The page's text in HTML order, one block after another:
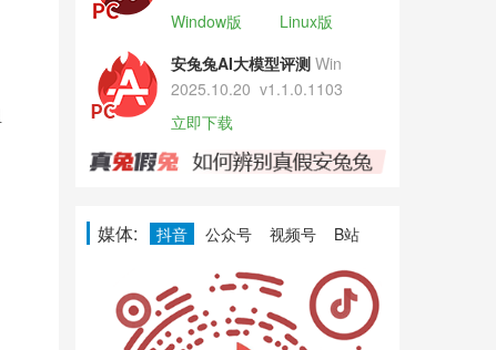
Window版
Linux版
安兔兔AI大模型评测 Win
2025.10.20 v1.1.0.1103
立即下载
媒体: 抖音 公众号 视频号 B站